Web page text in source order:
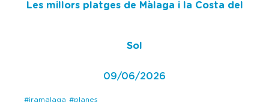
Les millors platges de Màlaga i la Costa del
Sol
09/06/2026
#iramalaga #planes